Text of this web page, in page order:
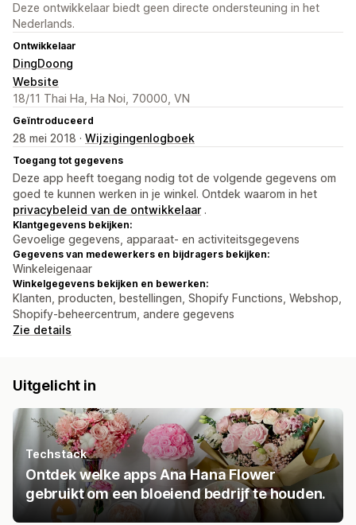
Deze ontwikkelaar biedt geen directe ondersteuning in het
Nederlands.
Ontwikkelaar
DingDoong
Website
18/11 Thai Ha, Ha Noi, 70000, VN
Geïntroduceerd
28 mei 2018 · Wijzigingenlogboek
Toegang tot gegevens
Deze app heeft toegang nodig tot de volgende gegevens om
goed te kunnen werken in je winkel. Ontdek waarom in het
privacybeleid van de ontwikkelaar .
Klantgegevens bekijken:
Gevoelige gegevens, apparaat- en activiteitsgegevens
Gegevens van medewerkers en bijdragers bekijken:
Winkeleigenaar
Winkelgegevens bekijken en bewerken:
Klanten, producten, bestellingen, Shopify Functions, Webshop,
Shopify-beheercentrum, andere gegevens
Zie details
Uitgelicht in
Techstack
Ontdek welke apps Ana Hana Flower
gebruikt om een bloeiend bedrijf te houden.